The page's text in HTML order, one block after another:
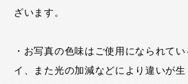
ざいます。
・お写真の色味はご使用になられて
イ、また光の加減などにより違いが